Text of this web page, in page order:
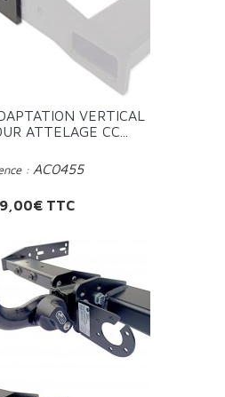
VERTICAL
ATTELAGE CC...
: AC0455
TTC